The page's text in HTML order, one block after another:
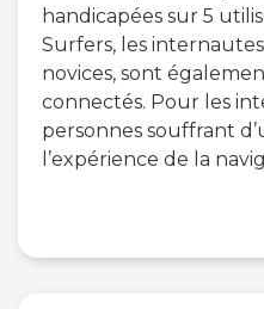
handicapées sur 5
Surfers, les
novices, sont
connectés. Pour les
personnes souffrant
l’expérience de la